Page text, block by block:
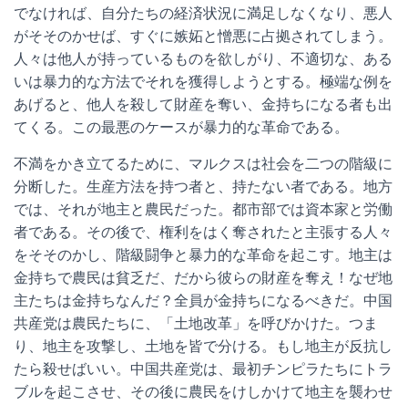
でなければ、自分たちの経済状況に満足しなくなり、悪人
がそそのかせば、すぐに嫉妬と憎悪に占拠されてしまう。
人々は他人が持っているものを欲しがり、不適切な、ある
いは暴力的な方法でそれを獲得しようとする。極端な例を
あげると、他人を殺して財産を奪い、金持ちになる者も出
てくる。この最悪のケースが暴力的な革命である。
不満をかき立てるために、マルクスは社会を二つの階級に
分断した。生産方法を持つ者と、持たない者である。地方
では、それが地主と農民だった。都市部では資本家と労働
者である。その後で、権利をはく奪されたと主張する人々
をそそのかし、階級闘争と暴力的な革命を起こす。地主は
金持ちで農民は貧乏だ、だから彼らの財産を奪え！なぜ地
主たちは金持ちなんだ？全員が金持ちになるべきだ。中国
共産党は農民たちに、「土地改革」を呼びかけた。つま
り、地主を攻撃し、土地を皆で分ける。もし地主が反抗し
たら殺せばいい。中国共産党は、最初チンピラたちにトラ
ブルを起こさせ、その後に農民をけしかけて地主を襲わせ